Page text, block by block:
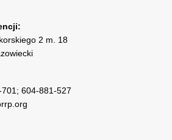
2 m. 18
; 604-881-527